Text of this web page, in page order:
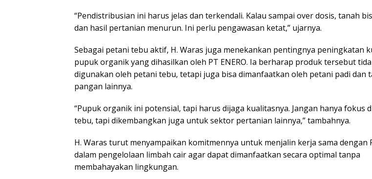
“Pendistribusian ini harus jelas dan terkendali. Kalau sampai over dosis, tanah
dan hasil pertanian menurun. Ini perlu pengawasan ketat,” ujarnya.
Sebagai petani tebu aktif, H. Waras juga menekankan pentingnya peningkatan
pupuk organik yang dihasilkan oleh PT ENERO. Ia berharap produk tersebut
digunakan oleh petani tebu, tetapi juga bisa dimanfaatkan oleh petani padi dan
pangan lainnya.
“Pupuk organik ini potensial, tapi harus dijaga kualitasnya. Jangan hanya fokus
tebu, tapi dikembangkan juga untuk sektor pertanian lainnya,” tambahnya.
H. Waras turut menyampaikan komitmennya untuk menjalin kerja sama dengan
dalam pengelolaan limbah cair agar dapat dimanfaatkan secara optimal tanpa
membahayakan lingkungan.